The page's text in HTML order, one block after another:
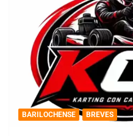
BARILOCHENSE BREVES